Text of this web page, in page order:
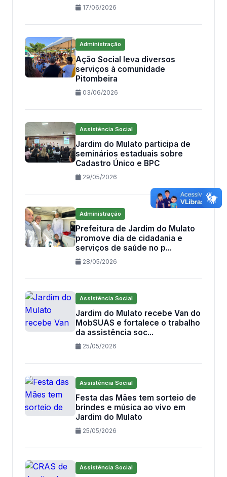
17/06/2026
Administração
Ação Social leva diversos
serviços à comunidade
Pitombeira
03/06/2026
Assistência Social
Jardim do Mulato participa de
seminários estaduais sobre
Cadastro Único e BPC
29/05/2026
Administração
Prefeitura de Jardim do Mulato
promove dia de cidadania e
serviços de saúde no p...
28/05/2026
Assistência Social
Jardim do Mulato recebe Van do
MobSUAS e fortalece o trabalho
da assistência soc...
25/05/2026
Assistência Social
Festa das Mães tem sorteio de
brindes e música ao vivo em
Jardim do Mulato
25/05/2026
Assistência Social